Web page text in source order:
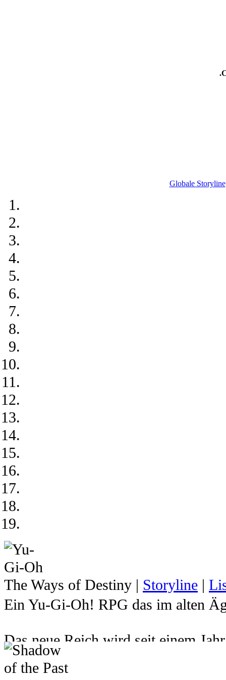
Globale Storyline
The Ways of Destiny | Storyline |
Ein Yu-Gi-Oh! RPG das im alten
Das neue Reich wird seit einem
Atemu den Herrscher über das
hat. Dadurch wurde der junge